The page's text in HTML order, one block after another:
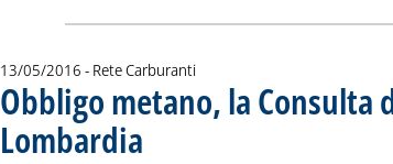
13/05/2016 - Rete Carburanti
Obbligo metano, la Consulta
Lombardia . Sottotitolo: Confermato alla Regioni il potere